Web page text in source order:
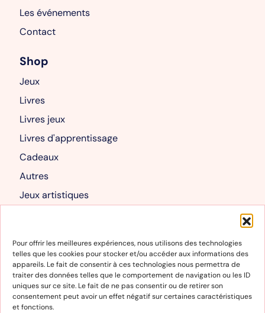
Pour offrir les meilleures expériences, nous utilisons des technologies
telles que les cookies pour stocker et/ou accéder aux informations des
appareils. Le fait de consentir à ces technologies nous permettra de
traiter des données telles que le comportement de navigation ou les ID
uniques sur ce site. Le fait de ne pas consentir ou de retirer son
consentement peut avoir un effet négatif sur certaines caractéristiques
et fonctions.
Les événements
Contact
Shop
Jeux
Livres
Livres jeux
Livres d'apprentissage
Cadeaux
Autres
Jeux artistiques
Mon compte
Mon compte
Panier